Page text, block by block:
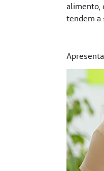
alimento,
tendem a